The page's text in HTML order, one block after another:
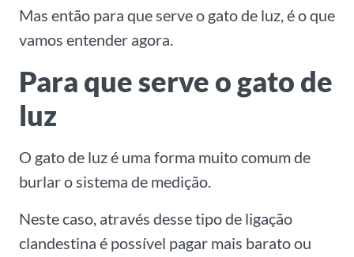
Mas então para que serve o gato de luz, é o que
vamos entender agora.
Para que serve o gato de
luz
O gato de luz é uma forma muito comum de
burlar o sistema de medição.
Neste caso, através desse tipo de ligação
clandestina é possível pagar mais barato ou